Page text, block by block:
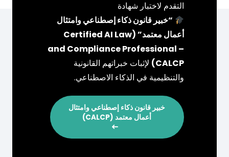
التقدم لاختبار شهادة
“خبير قانون ذكاء إصطناعي وامتثال
أعمال معتمد” (Certified AI Law
and Compliance Professional –
CALCP)
لإثبات خبراتهم القانونية
والتنظيمية في الذكاء الاصطناعي.
خبير قانون ذكاء إصطناعي وامتثال
أعمال معتمد (CALCP)